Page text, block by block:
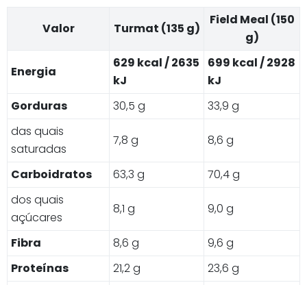
Valor Turmat (135 g)
Field Meal (150
g)
Energia
629 kcal / 2635
kJ
699 kcal / 2928
kJ
Gorduras
30,5 g
33,9 g
das quais
saturadas
7,8 g 8,6 g
Carboidratos 63,3 g
70,4 g
dos quais
açúcares
8,1 g 9,0 g
Fibra 8,6 g
9,6 g
Proteínas
21,2 g
23,6 g